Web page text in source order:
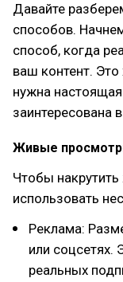
Давайте
способов.
способ, когда
ваш контент.
нужна
заинтересована
Живые
Чтобы
использовать
Реклама:
или соцсетях.
реальных